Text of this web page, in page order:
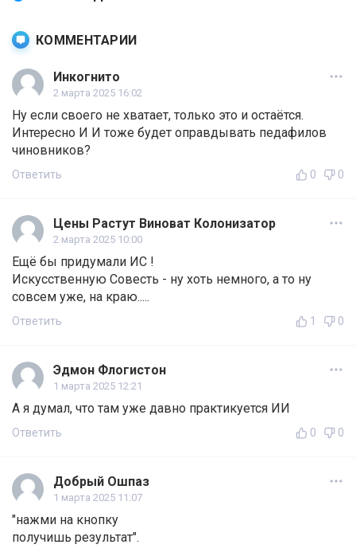
КОММЕНТАРИИ
Инкогнито
2 марта 2025 16:02
Ну если своего не хватает, только это и остаётся.
Интересно И И тоже будет оправдывать педафилов
чиновников?
Ответить 0 0
Цены Растут Виноват Колонизатор
2 марта 2025 10:00
Ещё бы придумали ИС !
Искусственную Совесть - ну хоть немного, а то ну
совсем уже, на краю.....
Ответить 1 0
Эдмон Флогистон
1 марта 2025 12:21
А я думал, что там уже давно практикуется ИИ
Ответить 0 0
Добрый Ошпаз
1 марта 2025 11:07
"нажми на кнопку
получишь результат".